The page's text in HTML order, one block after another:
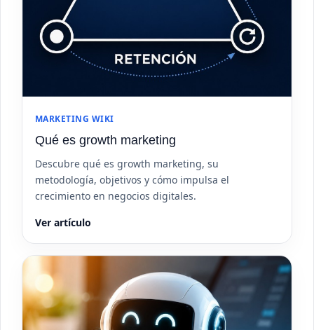
MARKETING WIKI
Qué es growth marketing
Descubre qué es growth marketing, su
metodología, objetivos y cómo impulsa el
crecimiento en negocios digitales.
Ver artículo